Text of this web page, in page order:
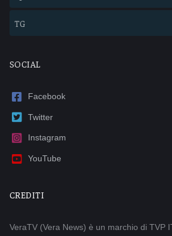
TG
SOCIAL
Facebook
Twitter
Instagram
YouTube
CREDITI
VeraTV (Vera News) è un marchio di TVP